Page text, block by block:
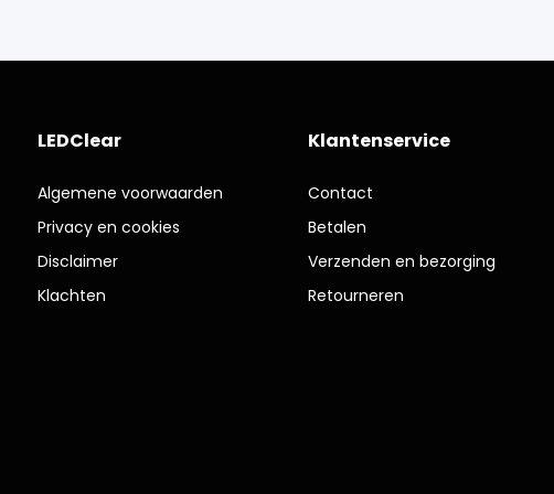
LEDClear
Algemene voorwaarden
Privacy en cookies
Disclaimer
Klachten
Klantenservice
Contact
Betalen
Verzenden en bezorging
Retourneren